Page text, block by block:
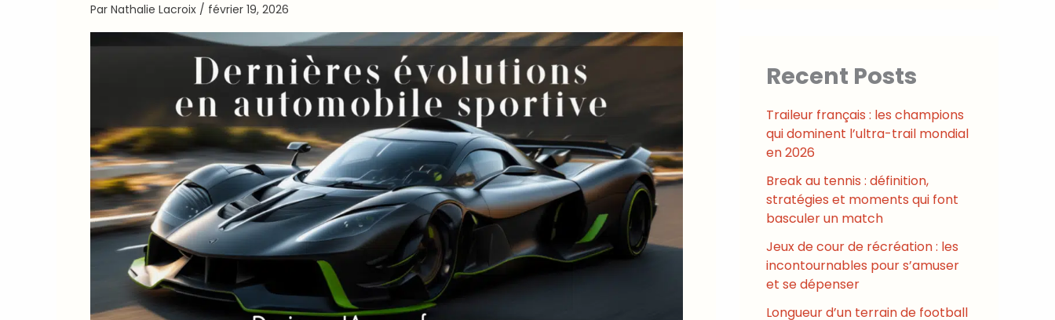
Par Nathalie Lacroix / février 19, 2026
Recent Posts
Traileur français : les champions
qui dominent l’ultra-trail mondial
en 2026
Break au tennis : définition,
stratégies et moments qui font
basculer un match
Jeux de cour de récréation : les
incontournables pour s’amuser
et se dépenser
Longueur d’un terrain de football